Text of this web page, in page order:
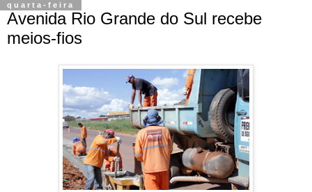
quarta-feira
Avenida Rio Grande do Sul recebe
meios-fios